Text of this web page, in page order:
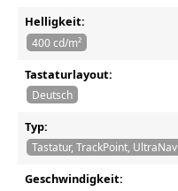
Helligkeit:
400 cd/m²
Tastaturlayout:
Deutsch
Typ:
Tastatur, TrackPoint, UltraNav
Geschwindigkeit: